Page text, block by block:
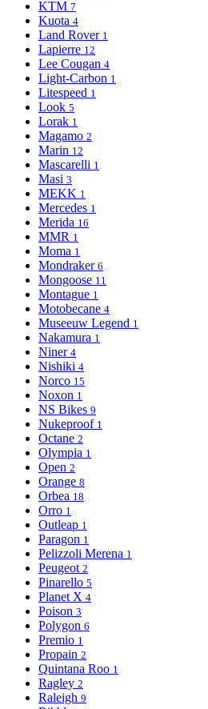
KTM 7
Kuota 4
Land Rover 1
Lapierre 12
Lee Cougan 4
Light-Сarbon 1
Litespeed 1
Look 5
Lorak 1
Magamo 2
Marin 12
Mascarelli 1
Masi 3
MEKK 1
Mercedes 1
Merida 16
MMR 1
Moma 1
Mondraker 6
Mongoose 11
Montague 1
Motobecane 4
Museeuw Legend 1
Nakamura 1
Niner 4
Nishiki 4
Norco 15
Noxon 1
NS Bikes 9
Nukeproof 1
Octane 2
Olympia 1
Open 2
Orange 8
Orbea 18
Orro 1
Outleap 1
Paragon 1
Pelizzoli Merena 1
Peugeot 2
Pinarello 5
Planet X 4
Poison 3
Polygon 6
Premio 1
Propain 2
Quintana Roo 1
Ragley 2
Raleigh 9